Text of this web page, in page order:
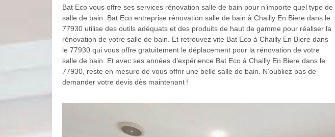
Bat Eco vous offre ses services rénovation salle de bain pour n’importe quel type de
salle de bain. Bat Eco entreprise rénovation salle de bain à Chailly En Biere dans le
77930 utilise des outils adéquats et des produits de haut de gamme pour réaliser la
rénovation de votre salle de bain. Et retrouvez vite Bat Eco à Chailly En Biere dans
le 77930 qui vous offre gratuitement le déplacement pour la rénovation de votre
salle de bain. Et avec ses années d’expérience Bat Eco à Chailly En Biere dans le
77930, reste en mesure de vous offrir une belle salle de bain. N’oubliez pas de
demander votre devis dès maintenant !